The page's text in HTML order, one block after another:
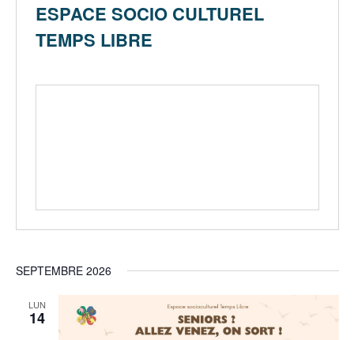
ESPACE SOCIO CULTUREL
TEMPS LIBRE
SEPTEMBRE 2026
LUN
14